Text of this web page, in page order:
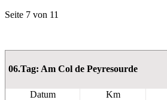
Seite 7 von 11
06.Tag: Am Col de Peyresourde
Datum Km